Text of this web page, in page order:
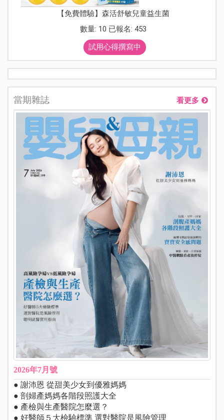
【免費體驗】森活舒敏兒童益生菌
數量: 10 已報名: 453
試用心得撰寫中
當期雜誌 看更多
2026年7月號
● 謝沛恩 從甜美少女到優雅媽媽
● 剖婦產媽媽各階段照護大全
● 產檢與生產醫院怎麼選？
● 好醫師５大檢驗標準 選對醫院是風險管理